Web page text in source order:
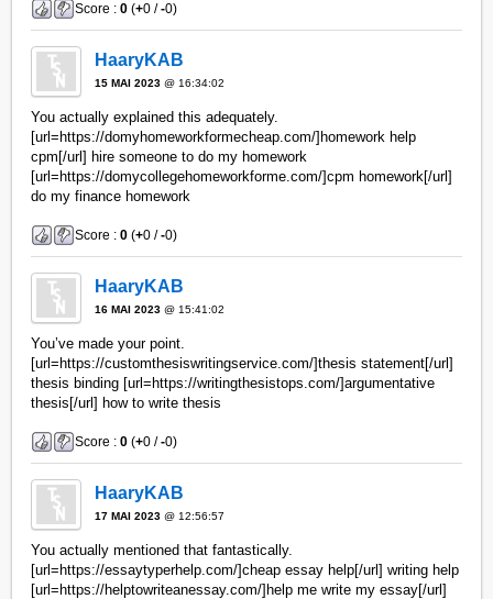
Score :0 (+0 /-0)
HaaryKAB
15 MAI 2023 @ 16:34:02
You actually explained this adequately.
[url=https://domyhomeworkformecheap.com/]homework help
cpm[/url] hire someone to do my homework
[url=https://domycollegehomeworkforme.com/]cpm homework[/url]
do my finance homework
Score :0 (+0 /-0)
HaaryKAB
16 MAI 2023 @ 15:41:02
You’ve made your point.
[url=https://customthesiswritingservice.com/]thesis statement[/url]
thesis binding [url=https://writingthesistops.com/]argumentative
thesis[/url] how to write thesis
Score :0 (+0 /-0)
HaaryKAB
17 MAI 2023 @ 12:56:57
You actually mentioned that fantastically.
[url=https://essaytyperhelp.com/]cheap essay help[/url] writing help
[url=https://helptowriteanessay.com/]help me write my essay[/url]